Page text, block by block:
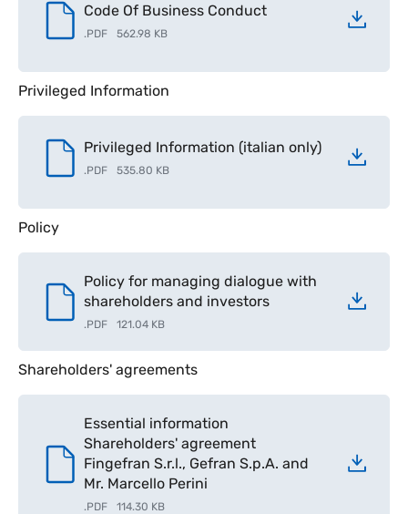
Code Of Business Conduct
.PDF 562.98 KB
Privileged Information
Privileged Information (italian only)
.PDF 535.80 KB
Policy
Policy for managing dialogue with
shareholders and investors
.PDF 121.04 KB
Shareholders' agreements
Essential information
Shareholders' agreement
Fingefran S.r.l., Gefran S.p.A. and
Mr. Marcello Perini
.PDF 114.30 KB